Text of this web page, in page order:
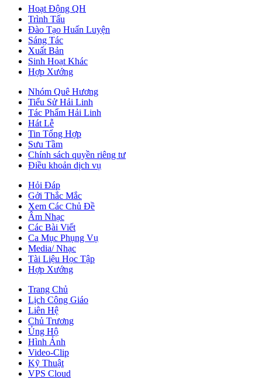
Hoạt Động QH
Trình Tấu
Đào Tạo Huấn Luyện
Sáng Tác
Xuất Bản
Sinh Hoạt Khác
Hợp Xướng
Nhóm Quê Hương
Tiểu Sử Hải Linh
Tác Phẩm Hải Linh
Hát Lễ
Tin Tổng Hợp
Sưu Tầm
Chính sách quyền riêng tư
Điều khoản dịch vụ
Hỏi Đáp
Gởi Thắc Mắc
Xem Các Chủ Đề
Âm Nhạc
Các Bài Viết
Ca Mục Phụng Vụ
Media/ Nhạc
Tài Liệu Học Tập
Hợp Xướng
Trang Chủ
Lịch Công Giáo
Liên Hệ
Chủ Trương
Ủng Hộ
Hình Ảnh
Video-Clip
Kỹ Thuật
VPS Cloud